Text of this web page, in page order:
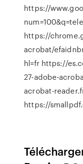
https://
https://
acrobat/
hl=fr https://
27-adobe-
acrobat-
https://